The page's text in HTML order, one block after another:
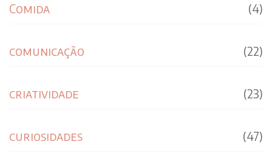
Comida (4)
comunicação (22)
criatividade (23)
curiosidades (47)